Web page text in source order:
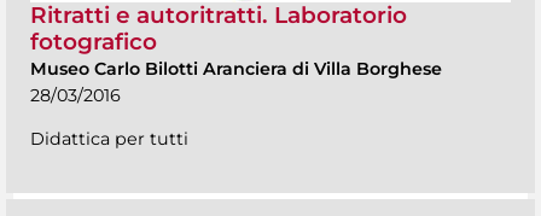
Ritratti e autoritratti. Laboratorio
fotografico
Museo Carlo Bilotti Aranciera di Villa Borghese
28/03/2016
Didattica per tutti